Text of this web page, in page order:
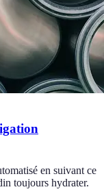
en suivant ce
toujours hydrater.